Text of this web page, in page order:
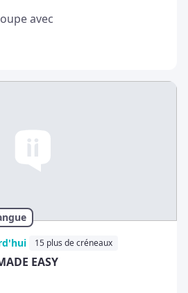
avec
15 plus de créneaux
EASY